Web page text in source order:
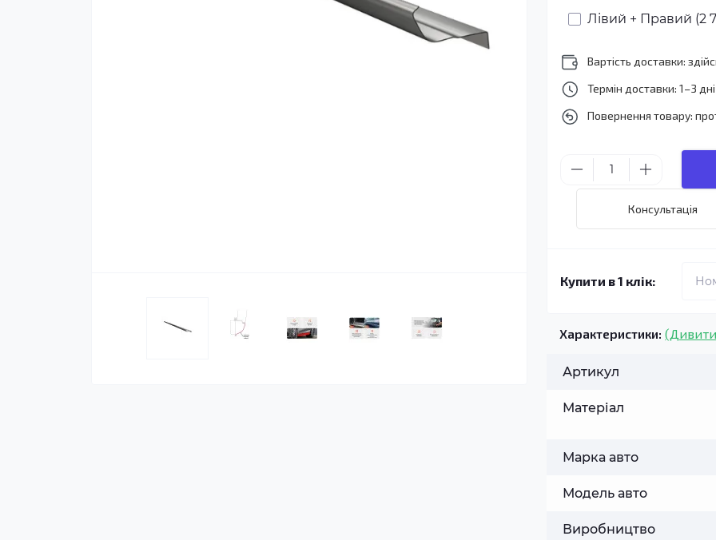
Лівий + Правий (2
Вартість доставки:
Термін доставки: 1–3 дні
Повернення товару:
Консультація
Купити в 1 клік:
Характеристики:
Артикул
Матеріал
Марка авто
Модель авто
Виробництво